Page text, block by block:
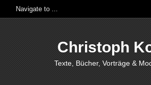
Christoph
Texte, Bücher, Vorträge &